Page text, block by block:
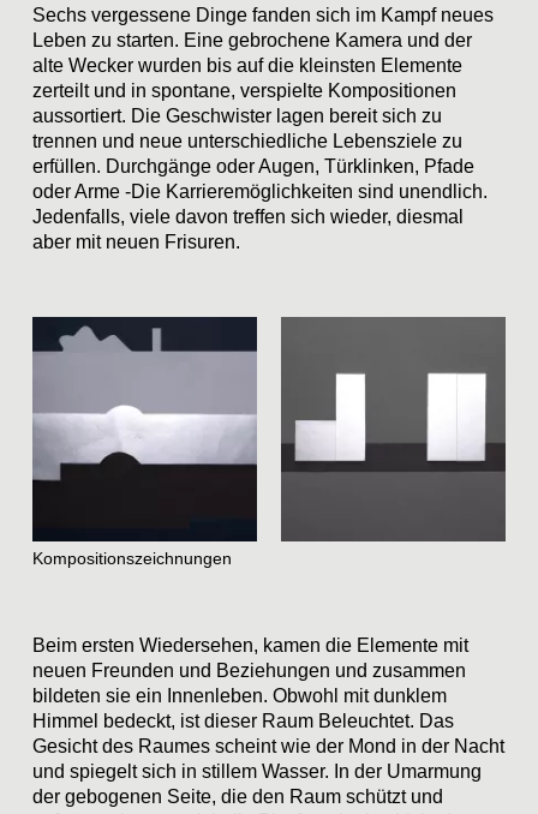
Sechs vergessene Dinge fanden sich im Kampf neues
Leben zu starten. Eine gebrochene Kamera und der
alte Wecker wurden bis auf die kleinsten Elemente
zerteilt und in spontane, verspielte Kompositionen
aussortiert. Die Geschwister lagen bereit sich zu
trennen und neue unterschiedliche Lebensziele zu
erfüllen. Durchgänge oder Augen, Türklinken, Pfade
oder Arme -Die Karrieremöglichkeiten sind unendlich.
Jedenfalls, viele davon treffen sich wieder, diesmal
aber mit neuen Frisuren.
Kompositionszeichnungen
Beim ersten Wiedersehen, kamen die Elemente mit
neuen Freunden und Beziehungen und zusammen
bildeten sie ein Innenleben. Obwohl mit dunklem
Himmel bedeckt, ist dieser Raum Beleuchtet. Das
Gesicht des Raumes scheint wie der Mond in der Nacht
und spiegelt sich in stillem Wasser. In der Umarmung
der gebogenen Seite, die den Raum schützt und